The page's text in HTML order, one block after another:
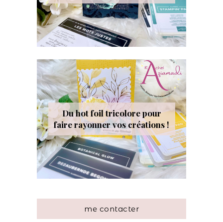
Du hot foil tricolore pour
faire rayonner vos créations !
me contacter